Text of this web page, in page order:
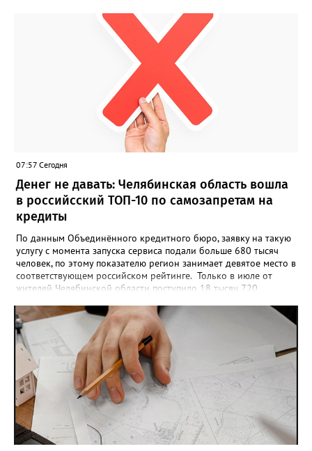
улыбок»; загрузить фотографию с улыбкой – подойдёт портрет
одного человека, пары, семьи или нескольких поколений в
одном кадре; отметить один или несколько городов,
связанных с историей семьи или важными воспоминаниями;
добавить подписи к городам, кратко объяснив связь с каждым
из них, указать контакты и подтвердить согласие с правилами
проекта», - говорится в инструкции на сайте проекта. ‍Заявка
может быть семейной, а после модерации стать частью
визуального архива проекта. 20 участников обещают
пригласить на итоговую фотосессию в Москве. Персональную
«Карту улыбок», которую можно скачать, сохранить и
опубликовать в социальных сетях, отмечают в оргкомитете,
получат все, кто улыбнулся.
07:57 Сегодня
Денег не давать: Челябинская область вошла
в российсский ТОП-10 по самозапретам на
кредиты
По данным Объединённого кредитного бюро, заявку на такую
услугу с момента запуска сервиса подали больше 680 тысяч
человек, по этому показателю регион занимает девятое место в
соответствующем российском рейтинге. Только в июле от
жителей Челябинской области поступило 18 тысяч 720
снятие. В целом не давать им взаймы сегодня просят 543 с
лишним тысячи человек. Почти 89 тысяч за это время решили
запрет отозвать. При этом, утверждают аналитики бюро,
примерно каждый пятый из тех, кто установил самозапрет,
никогда кредиты не брал, столько же погасили долги недавно,
а больше половины имеют долговые обязательства сейчас.